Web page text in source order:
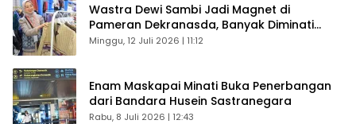
Wastra Dewi Sambi Jadi Magnet di
Pameran Dekranasda, Banyak Diminati
Pengunjung
Minggu, 12 Juli 2026 | 11:12
Enam Maskapai Minati Buka Penerbangan
dari Bandara Husein Sastranegara
Rabu, 8 Juli 2026 | 12:43